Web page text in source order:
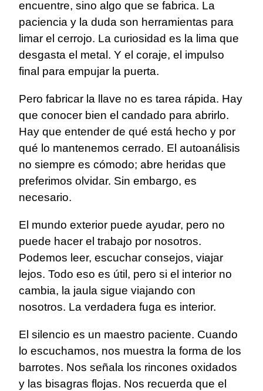
encuentre, sino algo que se fabrica. La
paciencia y la duda son herramientas para
limar el cerrojo. La curiosidad es la lima que
desgasta el metal. Y el coraje, el impulso
final para empujar la puerta.
Pero fabricar la llave no es tarea rápida. Hay
que conocer bien el candado para abrirlo.
Hay que entender de qué está hecho y por
qué lo mantenemos cerrado. El autoanálisis
no siempre es cómodo; abre heridas que
preferimos olvidar. Sin embargo, es
necesario.
El mundo exterior puede ayudar, pero no
puede hacer el trabajo por nosotros.
Podemos leer, escuchar consejos, viajar
lejos. Todo eso es útil, pero si el interior no
cambia, la jaula sigue viajando con
nosotros. La verdadera fuga es interior.
El silencio es un maestro paciente. Cuando
lo escuchamos, nos muestra la forma de los
barrotes. Nos señala los rincones oxidados
y las bisagras flojas. Nos recuerda que el